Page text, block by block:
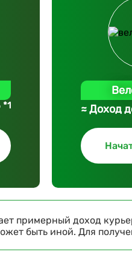
*1
≈ Доход
примерный доход
быть иной. Для